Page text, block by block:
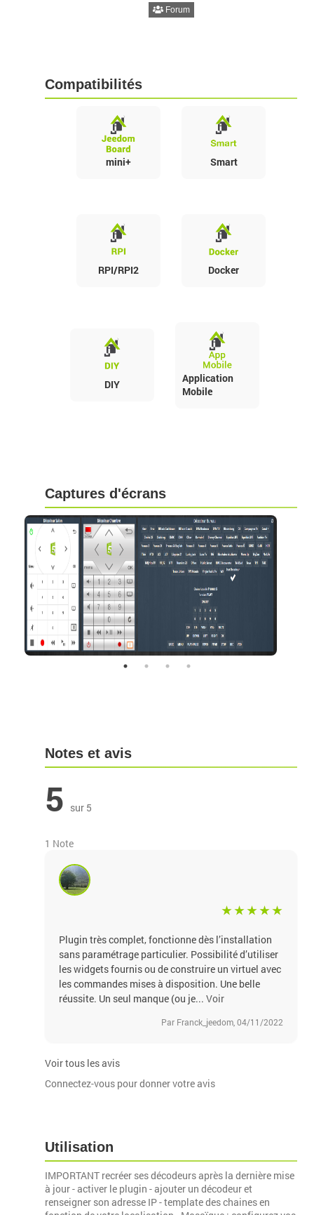
Forum
Compatibilités
mini+ Smart
RPI/RPI2 Docker
DIY
Application
Mobile
Captures d'écrans
Notes et avis
5 sur 5
1 Note
Plugin très complet, fonctionne dès l’installation
sans paramétrage particulier. Possibilité d’utiliser
les widgets fournis ou de construire un virtuel avec
les commandes mises à disposition. Une belle
réussite. Un seul manque (ou je...Voir
Par Franck_jeedom, 04/11/2022
Voir tous les avis
Connectez-vous pour donner votre avis
Utilisation
IMPORTANT recréer ses décodeurs après la dernière mise
à jour - activer le plugin - ajouter un décodeur et
renseigner son adresse IP - template des chaines en